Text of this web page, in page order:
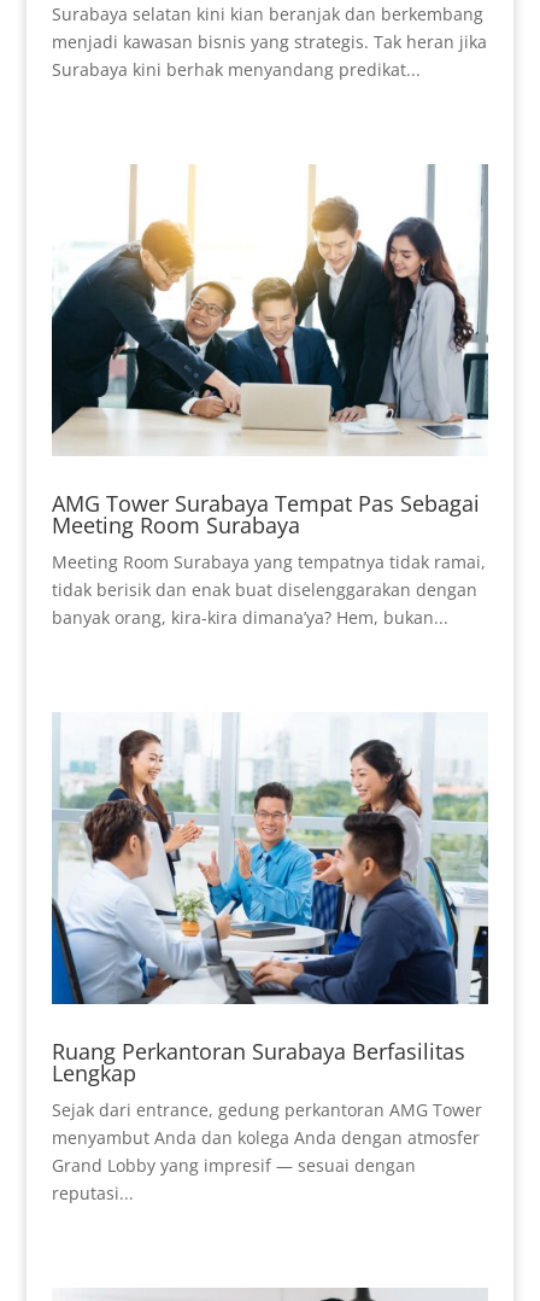
Surabaya selatan kini kian beranjak dan berkembang
menjadi kawasan bisnis yang strategis. Tak heran jika
Surabaya kini berhak menyandang predikat...
AMG Tower Surabaya Tempat Pas Sebagai
Meeting Room Surabaya
Meeting Room Surabaya yang tempatnya tidak ramai,
tidak berisik dan enak buat diselenggarakan dengan
banyak orang, kira-kira dimana’ya? Hem, bukan...
Ruang Perkantoran Surabaya Berfasilitas
Lengkap
Sejak dari entrance, gedung perkantoran AMG Tower
menyambut Anda dan kolega Anda dengan atmosfer
Grand Lobby yang impresif — sesuai dengan
reputasi...